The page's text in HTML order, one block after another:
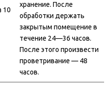
10
хранение. После
обработки держать
закрытым помещение в
течение 24—36 часов.
После этого произвести
проветривание — 48
часов.